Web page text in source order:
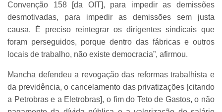
Convenção 158 [da OIT], para impedir as demissões
desmotivadas, para impedir as demissões sem justa
causa. É preciso reintegrar os dirigentes sindicais que
foram perseguidos, porque dentro das fábricas e outros
locais de trabalho, não existe democracia”, afirmou.
Mancha defendeu a revogação das reformas trabalhista e
da previdência, o cancelamento das privatizações [citando
a Petrobras e a Eletrobras], o fim do Teto de Gastos, o não